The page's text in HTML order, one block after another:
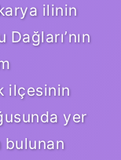
ilinin
ilçesinin
yer
bulunan